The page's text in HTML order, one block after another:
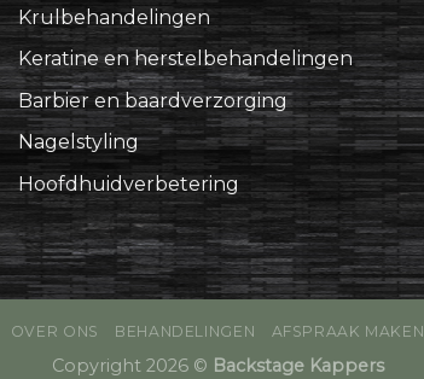
Krulbehandelingen
Keratine en herstelbehandelingen
Barbier en baardverzorging
Nagelstyling
Hoofdhuidverbetering
OVER ONS BEHANDELINGEN AFSPRAAK MAKEN
Copyright 2026 © Backstage Kappers